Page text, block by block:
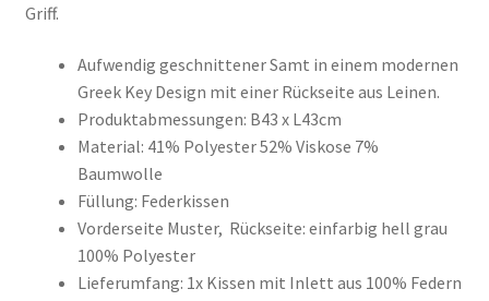
Griff.
Aufwendig geschnittener Samt in einem modernen
Greek Key Design mit einer Rückseite aus Leinen.
Produktabmessungen: B43 x L43cm
Material: 41% Polyester 52% Viskose 7%
Baumwolle
Füllung: Federkissen
Vorderseite Muster, Rückseite: einfarbig hell grau
100% Polyester
Lieferumfang: 1x Kissen mit Inlett aus 100% Federn